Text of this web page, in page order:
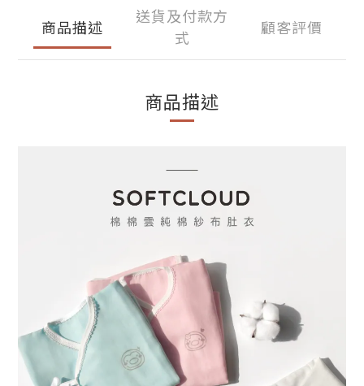
商品描述
送貨及付款方
式
顧客評價
商品描述